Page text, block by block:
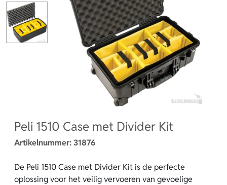
Peli 1510 Case met Divider Kit
Artikelnummer:31876
De Peli 1510 Case met Divider Kit is de perfecte
oplossing voor het veilig vervoeren van gevoelige